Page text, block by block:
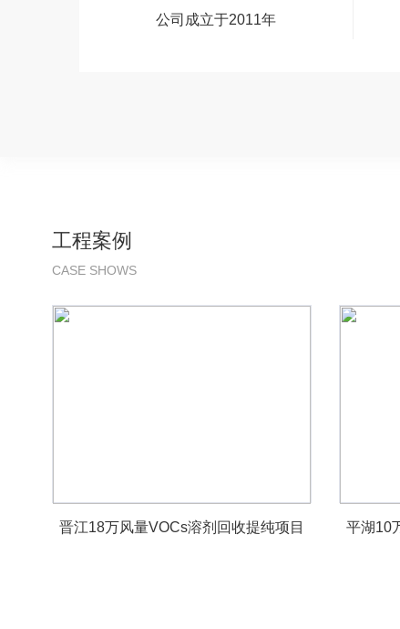
公司成立于2011年
工程案例
CASE SHOWS
晋江18万风量VOCs溶剂回收提纯项目 平湖10